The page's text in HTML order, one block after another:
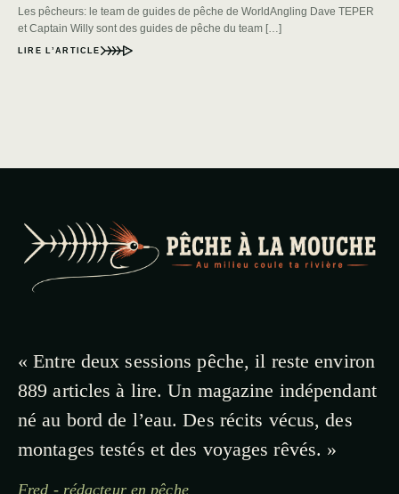
Les pêcheurs: le team de guides de pêche de WorldAngling Dave TEPER
et Captain Willy sont des guides de pêche du team […]
LIRE L’ARTICLE
« Entre deux sessions pêche, il reste environ
889 articles à lire. Un magazine indépendant
né au bord de l’eau. Des récits vécus, des
montages testés et des voyages rêvés. »
Fred - rédacteur en pêche